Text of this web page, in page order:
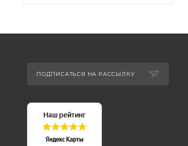
ПОДПИСАТЬСЯ НА РАССЫЛКУ